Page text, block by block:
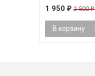
1 950 ₽ 2 500₽
В корзину